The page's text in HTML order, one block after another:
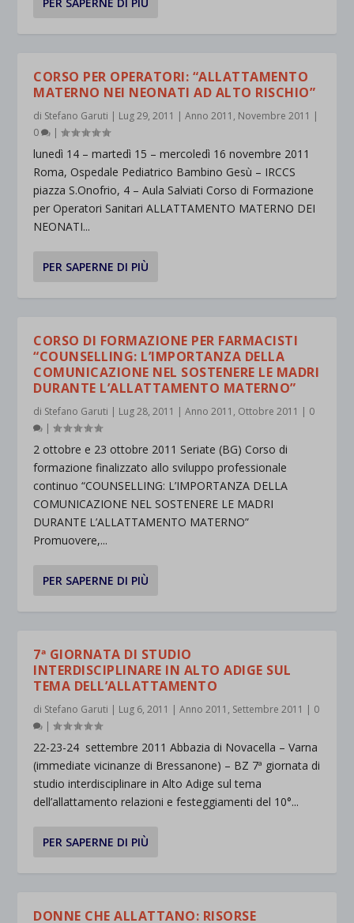
CORSO PER OPERATORI: “ALLATTAMENTO
MATERNO NEI NEONATI AD ALTO RISCHIO”
di Stefano Garuti | Lug 29, 2011 |Anno 2011 , Novembre 2011 |
0
|
lunedì 14 – martedì 15 – mercoledì 16 novembre 2011
Roma, Ospedale Pediatrico Bambino Gesù – IRCCS
piazza S.Onofrio, 4 – Aula Salviati Corso di Formazione
per Operatori Sanitari ALLATTAMENTO MATERNO DEI
NEONATI...
PER SAPERNE DI PIÙ
CORSO DI FORMAZIONE PER FARMACISTI
“COUNSELLING: L’IMPORTANZA DELLA
COMUNICAZIONE NEL SOSTENERE LE MADRI
DURANTE L’ALLATTAMENTO MATERNO”
di Stefano Garuti | Lug 28, 2011 |Anno 2011 , Ottobre 2011 | 0
|
2 ottobre e 23 ottobre 2011 Seriate (BG) Corso di
formazione finalizzato allo sviluppo professionale
continuo “COUNSELLING: L’IMPORTANZA DELLA
COMUNICAZIONE NEL SOSTENERE LE MADRI
DURANTE L’ALLATTAMENTO MATERNO”
Promuovere,...
PER SAPERNE DI PIÙ
7ª GIORNATA DI STUDIO
INTERDISCIPLINARE IN ALTO ADIGE SUL
TEMA DELL’ALLATTAMENTO
di Stefano Garuti | Lug 6, 2011 |Anno 2011 , Settembre 2011 | 0
|
22-23-24 settembre 2011 Abbazia di Novacella – Varna
(immediate vicinanze di Bressanone) – BZ 7ª giornata di
studio interdisciplinare in Alto Adige sul tema
dell’allattamento relazioni e festeggiamenti del 10°...
PER SAPERNE DI PIÙ
DONNE CHE ALLATTANO: RISORSE